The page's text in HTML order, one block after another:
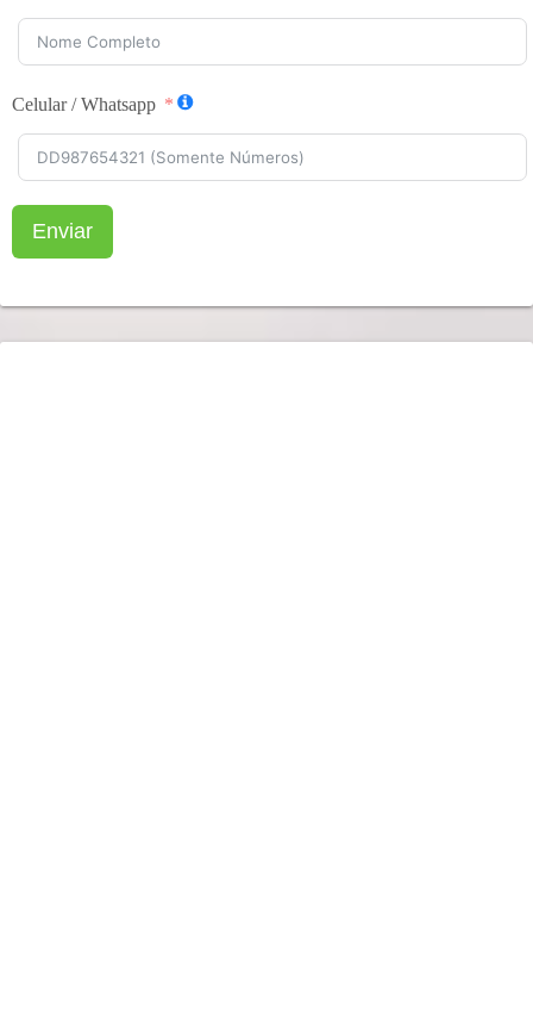
Celular / Whatsapp
Enviar